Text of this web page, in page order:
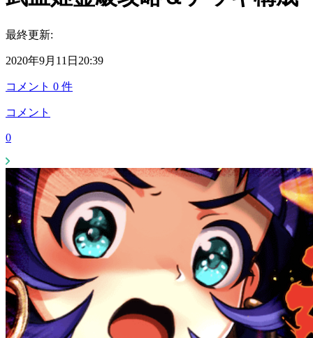
最終更新:
2020年9月11日20:39
コメント 0 件
コメント
0